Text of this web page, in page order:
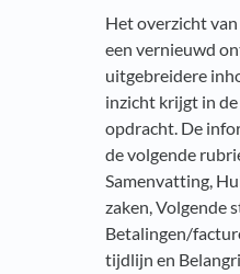
Het overzicht
een vernieuwd
uitgebreidere
inzicht krijgt in
opdracht. De
de volgende
Samenvatting,
zaken, Volgende
Betalingen/
tijdlijn en